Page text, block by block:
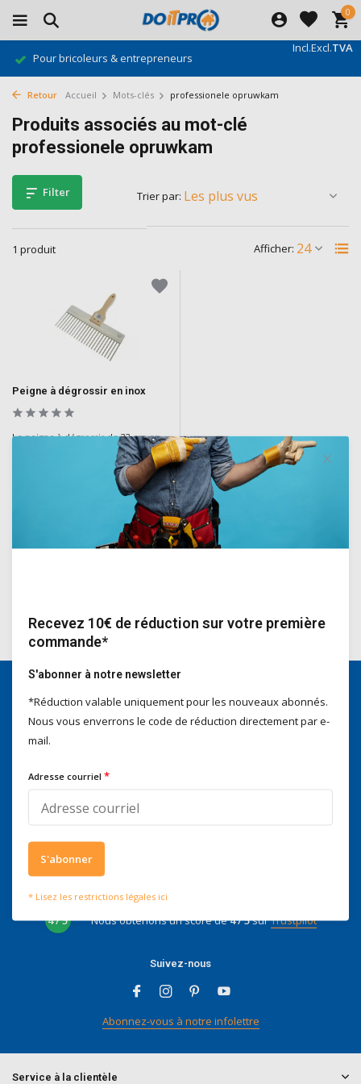
0
Incl.Excl.TVA
Pour bricoleurs & entrepreneurs
Retour Accueil Mots-clés professionele opruwkam
Produits associés au mot-clé
professionele opruwkam
Filter
1 produit Afficher:
Trier par:
Peigne à dégrossir en inox
Le peigne à dégrossir de 33 cm en
acier inoxydable est un outil
durable en acier inoxydable conçu
pour dégrossir efficacement les
Nous serons heureux d'aider
4 / 5 Nous obtenons un score de4 / 5surTrustpilot
Suivez-nous
Abonnez-vous à notre infolettre
Service à la clientèle
Recevez 10€ de réduction sur votre première
commande*
S'abonner à notre newsletter
*Réduction valable uniquement pour les nouveaux abonnés.
Nous vous enverrons le code de réduction directement par e-
mail.
Adresse courriel *
S'abonner
* Lisez les restrictions légales ici